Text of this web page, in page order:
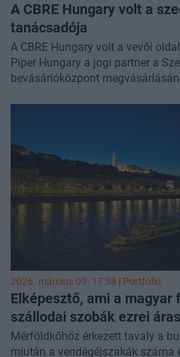
A CBRE Hungary volt a
tanácsadója
A CBRE Hungary volt a vevői
Piper Hungary a jogi partner a
bevásárlóközpont
2026. március 09. 17:38 | Portfolio
Elképesztő, ami a magyar
szállodai szobák ezrei
Mérföldkőhöz érkezett tavaly a
miután a vendégéjszakák